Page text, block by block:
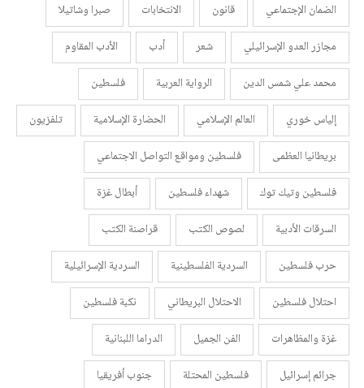
الضمان الإجتماعي
قانون الانتخابات
صبرا وشاتيلا
مجازر العدو الإسرائيلي
شعر أدب
الأدب المقاوم
محمد علي شمس الدين
الرواية العربية
فلسطين
إلياس خوري
العالم الإسلامي الحضارة الإسلامية
تلفزيون
بريطانيا العظمى
فلسطين ومواقع التواصل الاجتماعي
فلسطين وتيك توك
شهداء فلسطين
أبطال غزة
السرقات الأدبية
لصوص الكتب
قراصنة الكتب
حرب فلسطين
السردية الفلسطينية
السردية الإسرائيلية
احتلال فلسطين
الاحتلال البريطاني
نكبة فلسطين
غزة والمظاهرات
الفن الجميل
الدراما اللبنانية
جرائم إسرائيل
فلسطين المحتلة
جنوب أفريقيا